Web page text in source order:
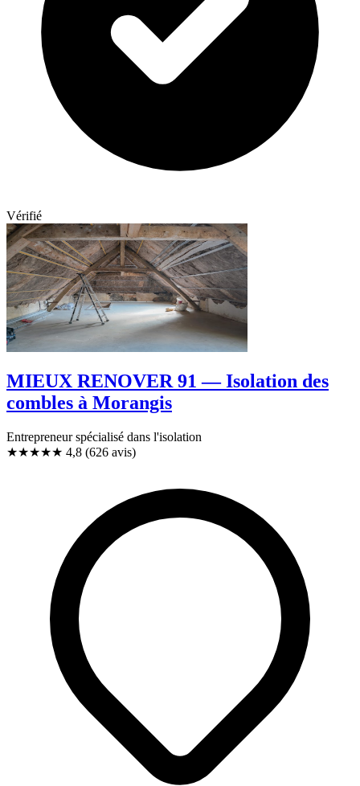
Vérifié
MIEUX RENOVER 91 — Isolation des
combles à Morangis
Entrepreneur spécialisé dans l'isolation
★★★★★ 4,8 (626 avis)